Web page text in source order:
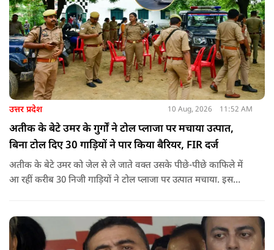
उत्तर प्रदेश 10 Aug, 2026 11:52 AM
अतीक के बेटे उमर के गुर्गों ने टोल प्लाजा पर मचाया उत्पात,
बिना टोल दिए 30 गाड़ियों ने पार किया बैरियर, FIR दर्ज
अतीक के बेटे उमर को जेल से ले जाते वक्त उसके पीछे-पीछे काफिले में
आ रहीं करीब 30 निजी गाड़ियों ने टोल प्लाजा पर उत्पात मचाया. इस